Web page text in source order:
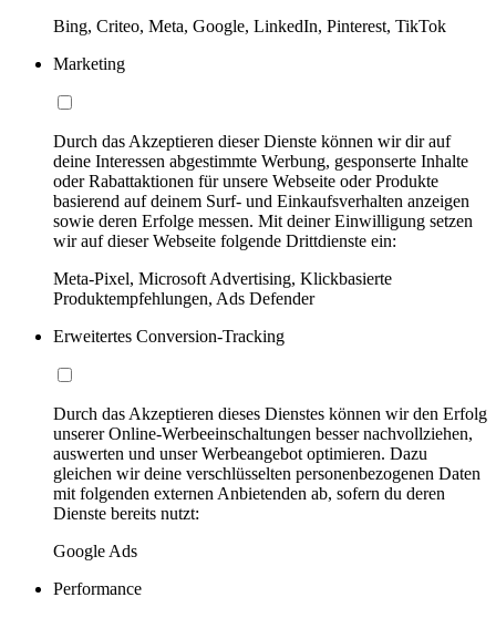
Bing, Criteo, Meta, Google, LinkedIn, Pinterest, TikTok
Marketing
Durch das Akzeptieren dieser Dienste können wir dir auf
deine Interessen abgestimmte Werbung, gesponserte Inhalte
oder Rabattaktionen für unsere Webseite oder Produkte
basierend auf deinem Surf- und Einkaufsverhalten anzeigen
sowie deren Erfolge messen. Mit deiner Einwilligung setzen
wir auf dieser Webseite folgende Drittdienste ein:
Meta-Pixel, Microsoft Advertising, Klickbasierte
Produktempfehlungen, Ads Defender
Erweitertes Conversion-Tracking
Durch das Akzeptieren dieses Dienstes können wir den Erfolg
unserer Online-Werbeeinschaltungen besser nachvollziehen,
auswerten und unser Werbeangebot optimieren. Dazu
gleichen wir deine verschlüsselten personenbezogenen Daten
mit folgenden externen Anbietenden ab, sofern du deren
Dienste bereits nutzt:
Google Ads
Performance